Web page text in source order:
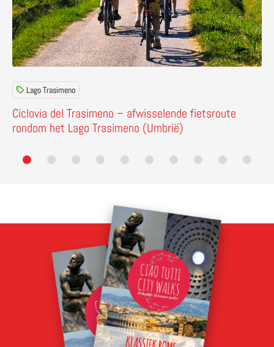
Ciclovia del Trasimeno – afwisselende fietsroute
rondom het Lago Trasimeno (Umbrië)
Lago Trasimeno